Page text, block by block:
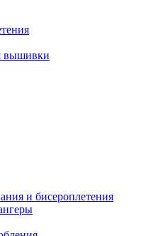
вышивки
и бисероплетения